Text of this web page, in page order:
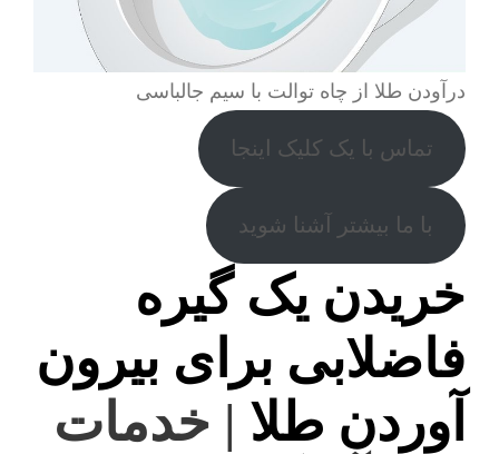
درآودن طلا از چاه توالت با سیم جالباسی
تماس با یک کلیک اینجا
با ما بیشتر آشنا شوید
خریدن یک گیره
فاضلابی برای بیرون
آوردن طلا | خدمات